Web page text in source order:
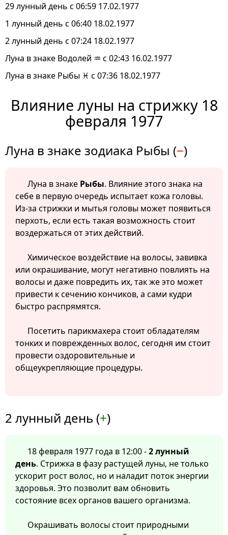
29 лунный день с 06:59 17.02.1977
1 лунный день с 06:40 18.02.1977
2 лунный день с 07:24 18.02.1977
Луна в знаке Водолей ♒ с 02:43 16.02.1977
Луна в знаке Рыбы ♓ с 07:36 18.02.1977
Влияние луны на стрижку 18
февраля 1977
Луна в знаке зодиака Рыбы (−)
Луна в знаке Рыбы. Влияние этого знака на
себе в первую очередь испытает кожа головы.
Из-за стрижки и мытья головы может появиться
перхоть, если есть такая возможность стоит
воздержаться от этих действий.
Химическое воздействие на волосы, завивка
или окрашивание, могут негативно повлиять на
волосы и даже повредить их, так же это может
привести к сечению кончиков, а сами кудри
быстро распрямятся.
Посетить парикмахера стоит обладателям
тонких и поврежденных волос, сегодня им стоит
провести оздоровительные и
общеукрепляющие процедуры.
2 лунный день (+)
18 февраля 1977 года в 12:00 -2 лунный
день. Стрижка в фазу растущей луны, не только
ускорит рост волос, но и наладит поток энергии
здоровья. Это позволит вам обновить
состояние всех органов вашего организма.
Окрашивать волосы стоит природными